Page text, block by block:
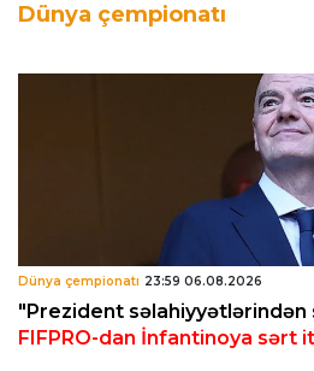
Dünya çempionatı
Dünya çempionatı 23:59 06.08.2026
"Prezident
FIFPRO-dan İnfantinoya sərt